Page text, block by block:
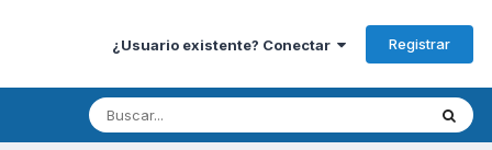
¿Usuario existente? Conectar Registrar